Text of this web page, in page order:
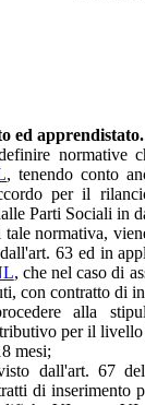
ed apprendistato.
normative
, tenendo conto
per il
Parti Sociali in
tale normativa,
63 ed in
, che nel caso di
con contratto di
alla
per il
mesi;
dall'art. 67
di inserimento